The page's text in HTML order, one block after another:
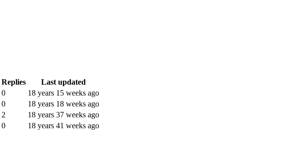
Replies
Last updated
0
18 years 15 weeks ago
0
18 years 18 weeks ago
2
18 years 37 weeks ago
0 18 years 41 weeks ago